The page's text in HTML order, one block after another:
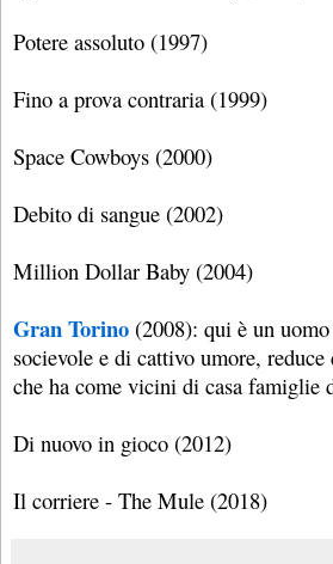
Potere assoluto (1997)
Fino a prova contraria (1999)
Space Cowboys (2000)
Debito di sangue (2002)
Million Dollar Baby (2004)
Gran Torino (2008): qui è un
socievole e di cattivo umore,
che ha come vicini di casa famiglie
Di nuovo in gioco (2012)
Il corriere - The Mule (2018)